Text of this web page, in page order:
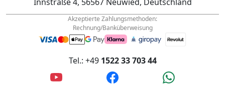
AGB
info@wanderfalke-kurier.de
Innstraße 4, 56567 Neuwied, Deutschland
Rechnung/Banküberweisung